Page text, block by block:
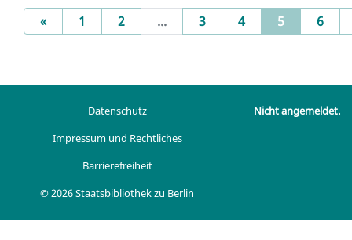
«Previous
1 2 ... 3 4 5(current)
6
Datenschutz
Impressum und Rechtliches
Barrierefreiheit
© 2026 Staatsbibliothek zu Berlin
Nicht angemeldet.